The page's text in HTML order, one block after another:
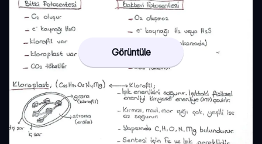
Görüntüle